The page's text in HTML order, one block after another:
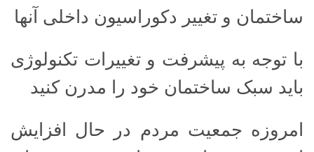
ساختمان و تغییر دکوراسیون داخلی آنها
با توجه به پیشرفت و تغییرات تکنولوژی
باید سبک ساختمان خود را مدرن کنید
امروزه جمعیت مردم در حال افزایش